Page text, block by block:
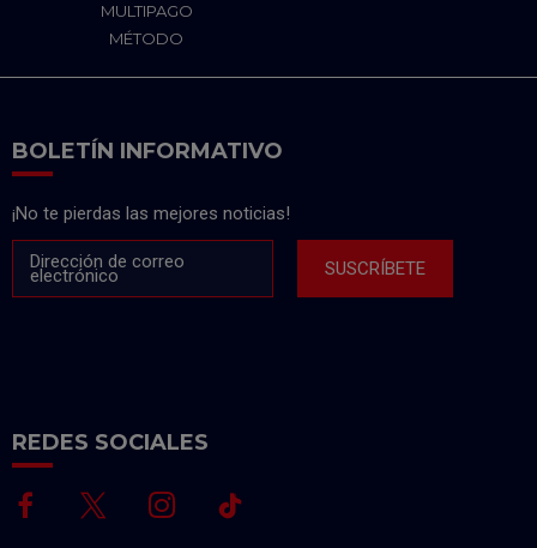
MULTIPAGO
MÉTODO
BOLETÍN INFORMATIVO
¡No te pierdas las mejores noticias!
Dirección de correo
electrónico SUSCRÍBETE
REDES SOCIALES